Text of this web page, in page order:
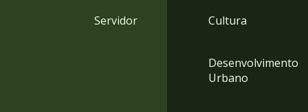
Servidor Cultura
Desenvolvimento
Urbano